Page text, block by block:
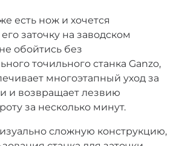
есть нож и хочется
заточку на заводском
обойтись без
точильного станка Ganzo,
многоэтапный уход за
и возвращает лезвию
за несколько минут.
сложную конструкцию,